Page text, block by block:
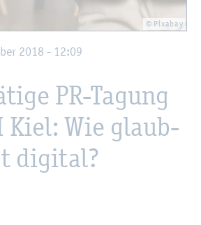
© Pixa­bay
2018 - 12:09
PR-Ta­gung
Kiel: Wie glaub­
di­gi­tal?